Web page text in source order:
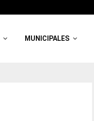
MUNICIPALES